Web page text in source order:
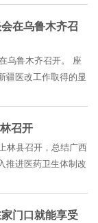
在乌鲁木齐召
乌鲁木齐召开。 座
疆医改工作取得的显
召开
林县召开，总结广西
推进医药卫生体制改
门口就能享受